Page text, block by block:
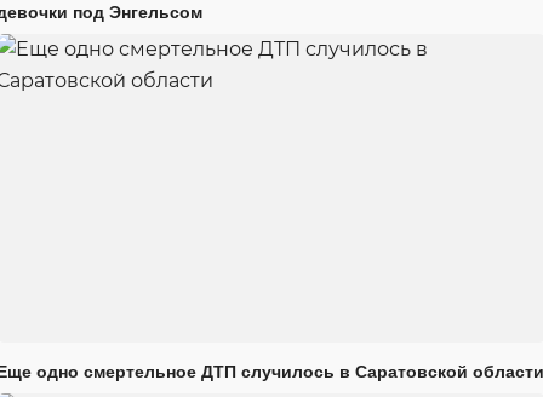
под Энгельсом
одно смертельное ДТП случилось в Саратовской области